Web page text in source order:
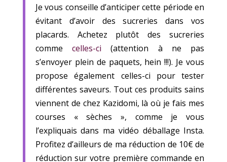
Je vous conseille d’anticiper cette période en
évitant d’avoir des sucreries dans vos
placards. Achetez plutôt des sucreries
commecelles-ci (attention à ne pas
s’envoyer plein de paquets, hein !!!). Je vous
propose également celles-ci pour tester
différentes saveurs. Tout ces produits sains
viennent de chez Kazidomi, là où je fais mes
courses « sèches », comme je vous
l’expliquais dans ma vidéo déballage Insta.
Profitez d’ailleurs de ma réduction de 10€ de
réduction sur votre première commande en